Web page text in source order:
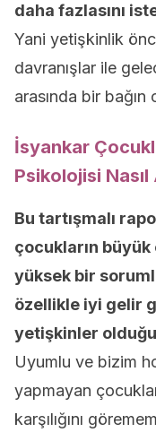
daha fazlasını
Yani yetişkinlik
davranışlar ile
arasında bir
İsyankar
Psikolojisi
Bu tartışmalı
çocukların
yüksek bir
özellikle iyi gelir
yetişkinler
Uyumlu ve bizim
yapmayan
karşılığını